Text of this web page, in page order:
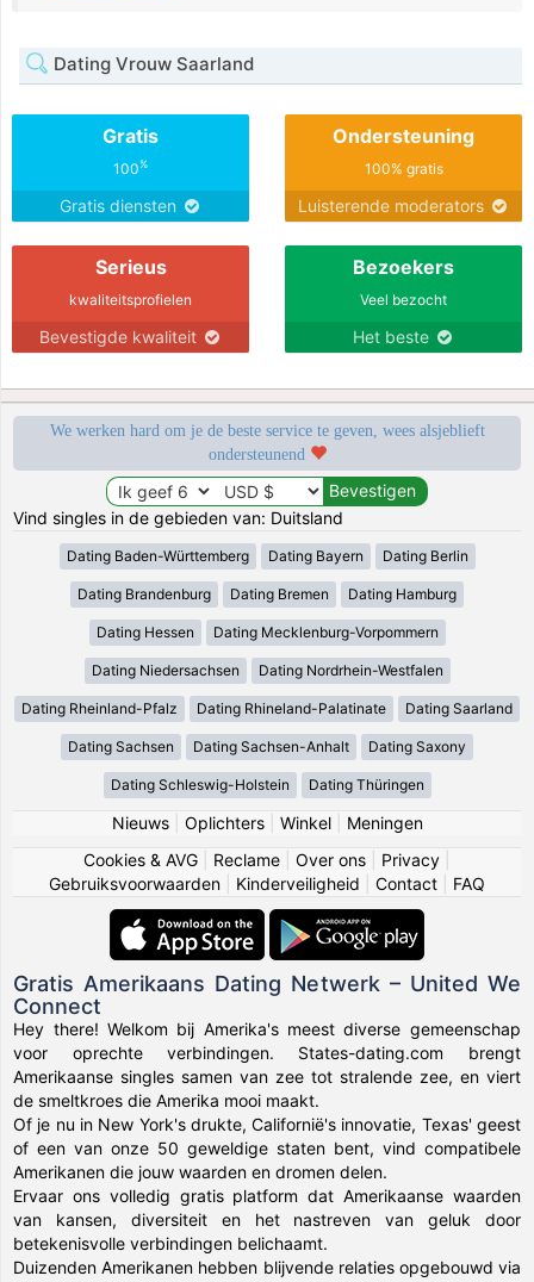
Dating Vrouw Saarland
Gratis
100%
Gratis diensten
Ondersteuning
100% gratis
Luisterende moderators
Serieus
kwaliteitsprofielen
Bevestigde kwaliteit
Bezoekers
Veel bezocht
Het beste
We werken hard om je de beste service te geven, wees alsjeblieft
ondersteunend
Vind singles in de gebieden van: Duitsland
Dating Baden-Württemberg Dating Bayern Dating Berlin
Dating Brandenburg Dating Bremen Dating Hamburg
Dating Hessen Dating Mecklenburg-Vorpommern
Dating Niedersachsen Dating Nordrhein-Westfalen
Dating Rheinland-Pfalz Dating Rhineland-Palatinate Dating Saarland
Dating Sachsen Dating Sachsen-Anhalt Dating Saxony
Dating Schleswig-Holstein Dating Thüringen
Nieuws| Oplichters| Winkel| Meningen
Cookies & AVG
Reclame Over ons Privacy
Gebruiksvoorwaarden
Kinderveiligheid Contact FAQ
Gratis Amerikaans Dating Netwerk – United We
Connect
Hey there! Welkom bij Amerika's meest diverse gemeenschap
voor oprechte verbindingen. States-dating.com brengt
Amerikaanse singles samen van zee tot stralende zee, en viert
de smeltkroes die Amerika mooi maakt.
Of je nu in New York's drukte, Californië's innovatie, Texas' geest
of een van onze 50 geweldige staten bent, vind compatibele
Amerikanen die jouw waarden en dromen delen.
Ervaar ons volledig gratis platform dat Amerikaanse waarden
van kansen, diversiteit en het nastreven van geluk door
betekenisvolle verbindingen belichaamt.
Duizenden Amerikanen hebben blijvende relaties opgebouwd via